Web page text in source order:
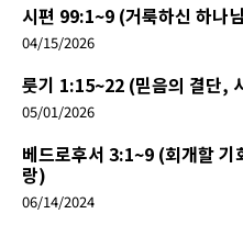
시편 99:1~9 (거룩하신 하나
04/15/2026
룻기 1:15~22 (믿음의 결단,
05/01/2026
베드로후서 3:1~9 (회개할 기
랑)
06/14/2024